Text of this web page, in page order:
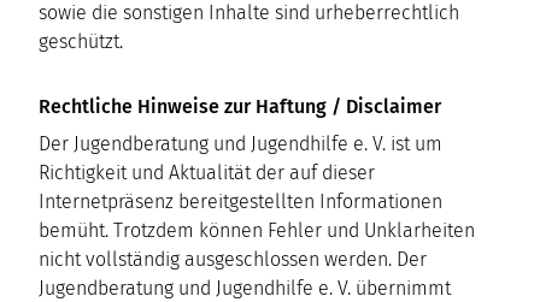
sowie die sonstigen Inhalte sind urheberrechtlich
geschützt.
Rechtliche Hinweise zur Haftung / Disclaimer
Der Jugendberatung und Jugendhilfe e. V. ist um
Richtigkeit und Aktualität der auf dieser
Internetpräsenz bereitgestellten Informationen
bemüht. Trotzdem können Fehler und Unklarheiten
nicht vollständig ausgeschlossen werden. Der
Jugendberatung und Jugendhilfe e. V. übernimmt